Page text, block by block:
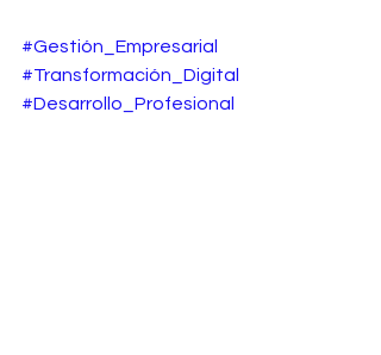
#Gestión_Empresarial
#Transformación_Digital
#Desarrollo_Profesional